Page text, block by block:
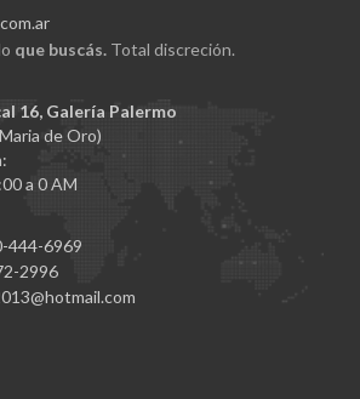
que buscás. Total discreción.
16, Galería Palermo
de Oro)
a 0 AM
444-6969
2996